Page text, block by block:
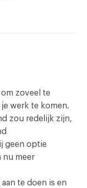
zoveel te
werk te komen.
zou redelijk zijn,
geen optie
nu meer
te doen is en